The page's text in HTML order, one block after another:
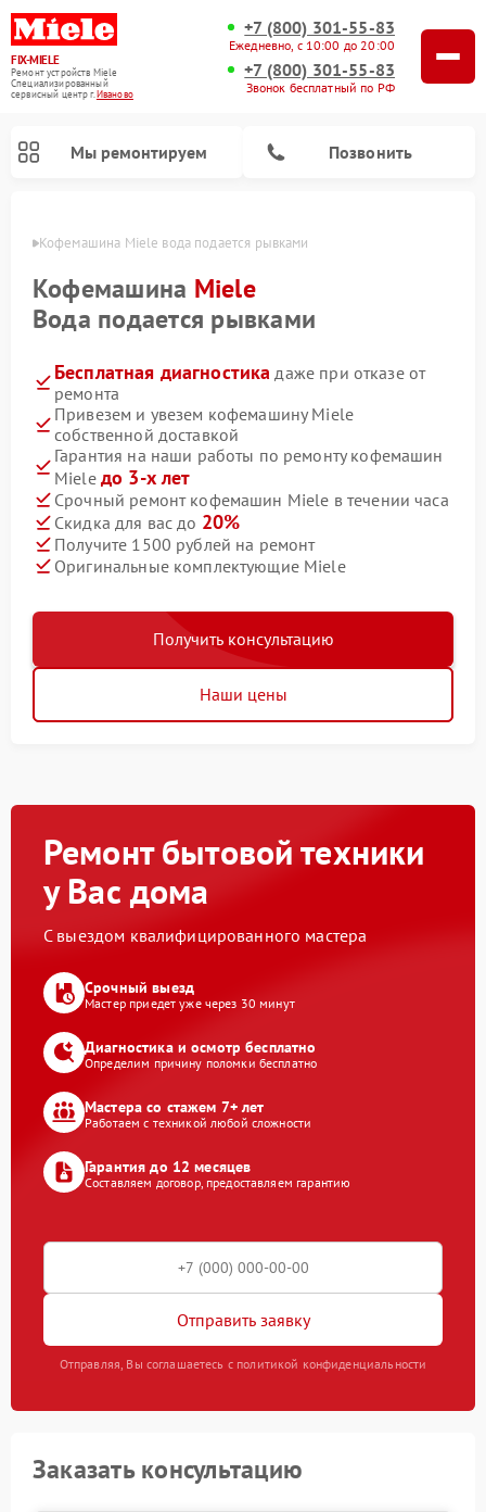
FIX-MIELE
Ремонт устройств Miele
Специализированный
cервисный центр г.Иваново
+7 (800) 301-55-83
Ежедневно, с 10:00 до 20:00
+7 (800) 301-55-83
Звонок бесплатный по РФ
Мы ремонтируем Позвонить
Кофемашина Miele вода подается рывками
Кофемашина Miele
Вода подается рывками
Бесплатная диагностика даже при отказе от
ремонта
Привезем и увезем кофемашину Miele
собственной доставкой
Гарантия на наши работы по ремонту кофемашин
Miele до 3-х лет
Срочный ремонт кофемашин Miele в течении часа
Скидка для вас до 20%
Получите 1500 рублей на ремонт
Оригинальные комплектующие Miele
Получить консультацию
Наши цены
Ремонт бытовой техники
у Вас дома
С выездом квалифицированного мастера
Срочный выезд
Мастер приедет уже через 30 минут
Диагностика и осмотр бесплатно
Определим причину поломки бесплатно
Мастера со стажем 7+ лет
Работаем с техникой любой сложности
Гарантия до 12 месяцев
Составляем договор, предоставляем гарантию
Отправить заявку
Отправляя, Вы соглашаетесь с политикой конфиденциальности
Заказать консультацию